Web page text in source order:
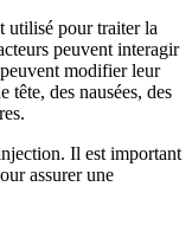
utilisé pour traiter la
peuvent interagir
modifier leur
tête, des nausées, des
Il est important
assurer une